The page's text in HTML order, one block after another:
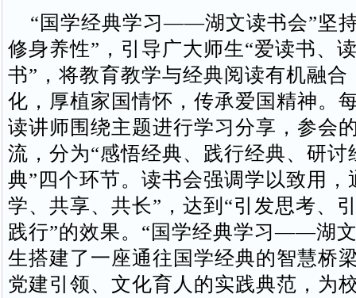
“国学经典学习——湖文读书会”坚
修身养性”，引导广大师生“爱读书、
书”，将教育教学与经典阅读有机融合
化，厚植家国情怀，传承爱国精神。
读讲师围绕主题进行学习分享，参会
流，分为“感悟经典、践行经典、研讨
典”四个环节。读书会强调学以致用，
学、共享、共长”，达到“引发思考、
践行”的效果。“国学经典学习——湖
生搭建了一座通往国学经典的智慧桥
党建引领、文化育人的实践典范，为